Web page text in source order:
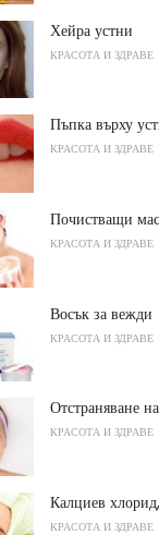
Хейра устни
КРАСОТА И ЗДРАВЕ
Пъпка върху
КРАСОТА И ЗДРАВЕ
Почистващи
КРАСОТА И ЗДРАВЕ
Восък за вежди
КРАСОТА И ЗДРАВЕ
Отстраняване
КРАСОТА И ЗДРАВЕ
Калциев
КРАСОТА И ЗДРАВЕ